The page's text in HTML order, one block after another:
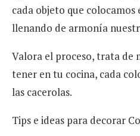
cada objeto que colocamos
llenando de armonía
Valora el proceso, trata de
tener en tu cocina, cada
las cacerolas.
Tips e ideas para decorar